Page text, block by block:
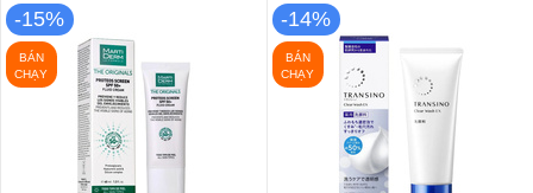
-15%
BÁN
CHẠY
-14%
BÁN
CHẠY